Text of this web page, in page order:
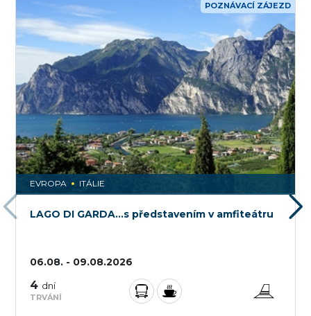
POZNÁVACÍ ZÁJEZD
EVROPA ITÁLIE
LAGO DI GARDA...s představením v amfiteátru
06.08. - 09.08.2026
4 dní
TRVÁNÍ